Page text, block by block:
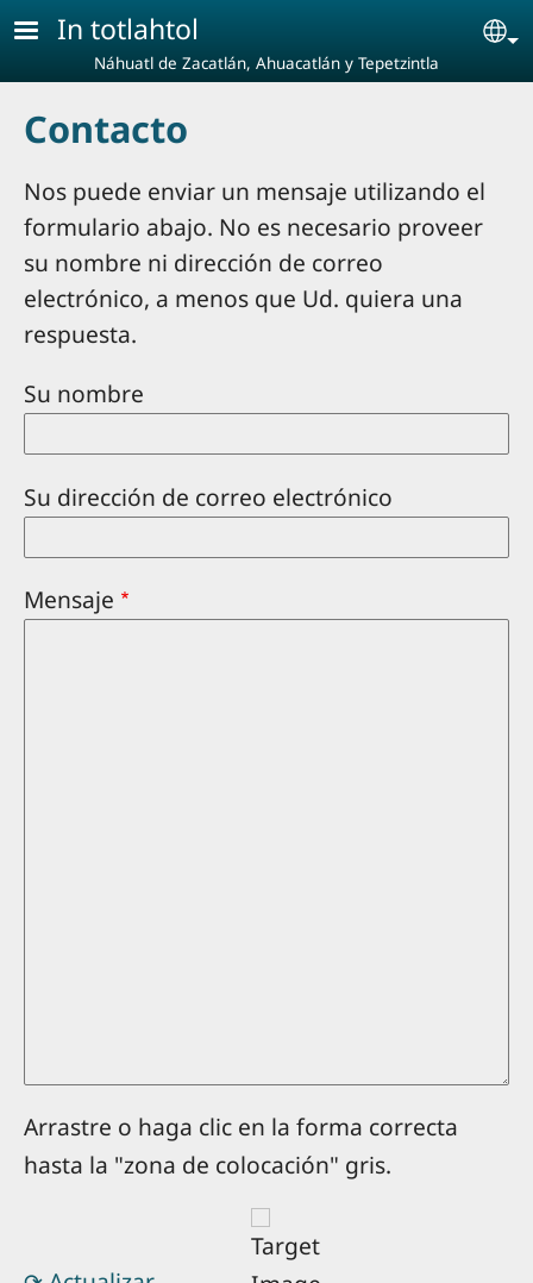
Pasar al contenido principal
In totlahtol
Náhuatl de Zacatlán, Ahuacatlán y Tepetzintla
Contacto
Nos puede enviar un mensaje utilizando el
formulario abajo. No es necesario proveer
su nombre ni dirección de correo
electrónico, a menos que Ud. quiera una
respuesta.
Su nombre
Su dirección de correo electrónico
Mensaje
Arrastre o haga clic en la forma correcta
hasta la "zona de colocación" gris.